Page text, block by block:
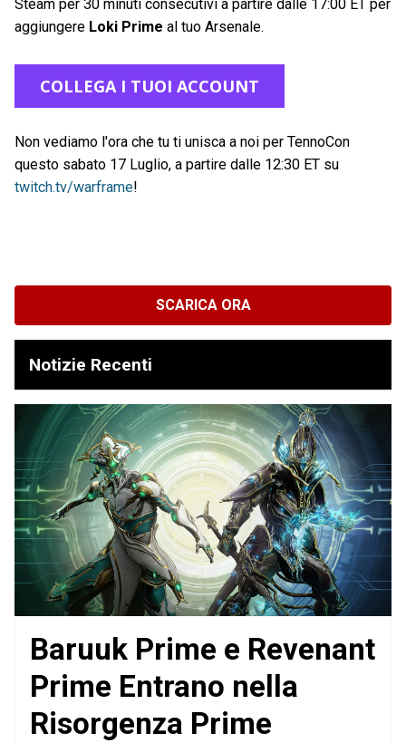
Steam per 30 minuti consecutivi a partire dalle 17:00 ET per
aggiungere Loki Prime al tuo Arsenale.
COLLEGA I TUOI ACCOUNT
Non vediamo l'ora che tu ti unisca a noi per TennoCon
questo sabato 17 Luglio, a partire dalle 12:30 ET su
twitch.tv/warframe!
SCARICA ORA
Notizie Recenti
Baruuk Prime e Revenant
Prime Entrano nella
Risorgenza Prime